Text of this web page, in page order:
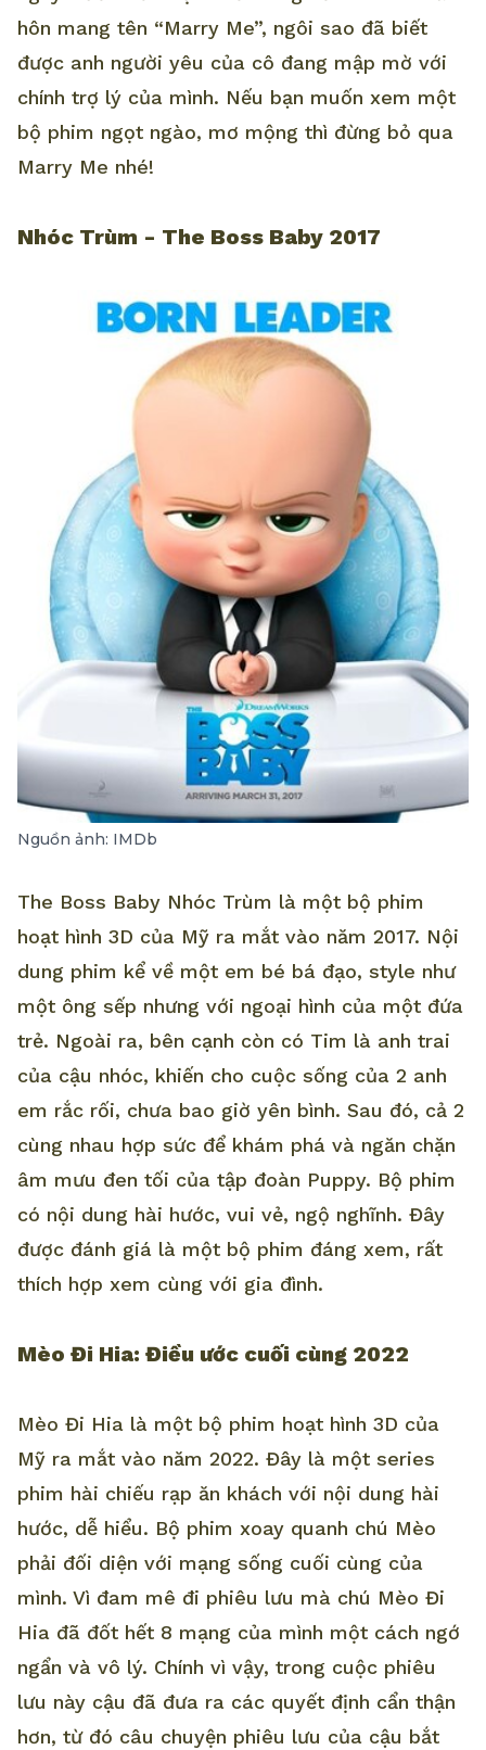
hôn mang tên “Marry Me”, ngôi sao đã biết
được anh người yêu của cô đang mập mờ với
chính trợ lý của mình. Nếu bạn muốn xem một
bộ phim ngọt ngào, mơ mộng thì đừng bỏ qua
Marry Me nhé!
Nhóc Trùm - The Boss Baby 2017
Nguồn ảnh: IMDb
The Boss Baby Nhóc Trùm là một bộ phim
hoạt hình 3D của Mỹ ra mắt vào năm 2017. Nội
dung phim kể về một em bé bá đạo, style như
một ông sếp nhưng với ngoại hình của một đứa
trẻ. Ngoài ra, bên cạnh còn có Tim là anh trai
của cậu nhóc, khiến cho cuộc sống của 2 anh
em rắc rối, chưa bao giờ yên bình. Sau đó, cả 2
cùng nhau hợp sức để khám phá và ngăn chặn
âm mưu đen tối của tập đoàn Puppy. Bộ phim
có nội dung hài hước, vui vẻ, ngộ nghĩnh. Đây
được đánh giá là một bộ phim đáng xem, rất
thích hợp xem cùng với gia đình.
Mèo Đi Hia: Điều ước cuối cùng 2022
Mèo Đi Hia là một bộ phim hoạt hình 3D của
Mỹ ra mắt vào năm 2022. Đây là một series
phim hài chiếu rạp ăn khách với nội dung hài
hước, dễ hiểu. Bộ phim xoay quanh chú Mèo
phải đối diện với mạng sống cuối cùng của
mình. Vì đam mê đi phiêu lưu mà chú Mèo Đi
Hia đã đốt hết 8 mạng của mình một cách ngớ
ngẩn và vô lý. Chính vì vậy, trong cuộc phiêu
lưu này cậu đã đưa ra các quyết định cẩn thận
hơn, từ đó câu chuyện phiêu lưu của cậu bắt